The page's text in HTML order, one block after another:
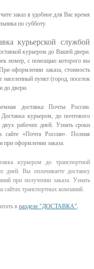
заказ в удобное для Вас время
по субботу.
курьерской службой
курьером до Вашей двери.
номер, с помощью которого вы
оформлении заказа, стоимость
населенный пункт (город, поселок
до двери.
доставка Почты России.
курьером, до почтового
двух рабочих дней. Узнать сроки
сайте «Почта России». Полная
при оформлении заказа.
курьером до транспортной
дней. Вы оплачиваете доставку
при получении заказа. Узнать
сайтах транспортных компаний.
в разделе "ДОСТАВКА".